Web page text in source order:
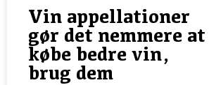
Vin appellationer
gør det nemmere at
købe bedre vin,
brug dem